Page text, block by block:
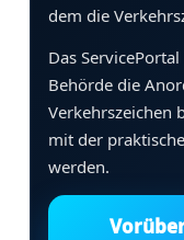
dem die
Das
Behörde die
Verkehrszeichen
mit der
werden.